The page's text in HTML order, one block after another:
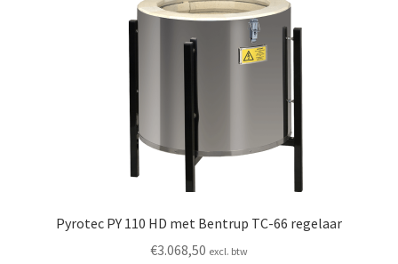
Pyrotec PY 110 HD met Bentrup TC-66 regelaar
€3.068,50 excl. btw